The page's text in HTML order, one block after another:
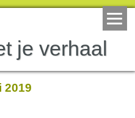
je verhaal
2019